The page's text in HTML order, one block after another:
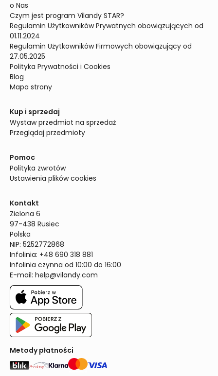
o Nas
Czym jest program Vilandy STAR?
Regulamin Użytkowników Prywatnych obowiązujących od
01.11.2024
Regulamin Użytkowników Firmowych obowiązujący od
27.05.2025
Polityka Prywatności i Cookies
Blog
Mapa strony
Kup i sprzedaj
Wystaw przedmiot na sprzedaż
Przeglądaj przedmioty
Pomoc
Polityka zwrotów
Ustawienia plików cookies
Kontakt
Zielona 6
97-438 Rusiec
Polska
NIP: 5252772868
Infolinia: +48 690 318 881
Infolinia czynna od 10:00 do 16:00
E-mail: help@vilandy.com
Metody płatności